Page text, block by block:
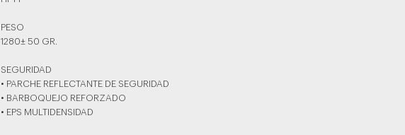
PESO
1280± 50 GR.
SEGURIDAD
• PARCHE REFLECTANTE DE SEGURIDAD
• BARBOQUEJO REFORZADO
• EPS MULTIDENSIDAD